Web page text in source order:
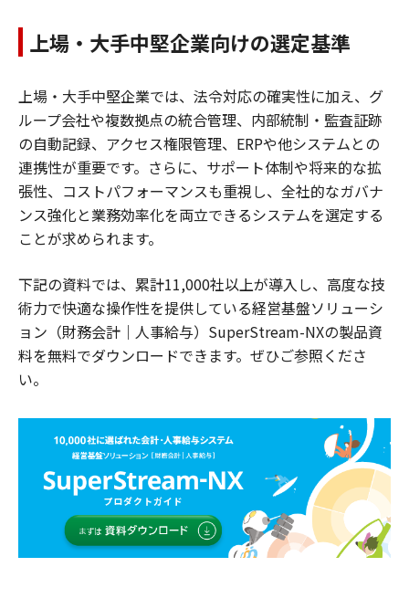
上場・大手中堅企業向けの選定基準
上場・大手中堅企業では、法令対応の確実性に加え、グ
ループ会社や複数拠点の統合管理、内部統制・監査証跡
の自動記録、アクセス権限管理、ERPや他システムとの
連携性が重要です。さらに、サポート体制や将来的な拡
張性、コストパフォーマンスも重視し、全社的なガバナ
ンス強化と業務効率化を両立できるシステムを選定する
ことが求められます。
下記の資料では、累計11,000社以上が導入し、高度な技
術力で快適な操作性を提供している経営基盤ソリューシ
ョン（財務会計｜人事給与）SuperStream-NXの製品資
料を無料でダウンロードできます。ぜひご参照くださ
い。